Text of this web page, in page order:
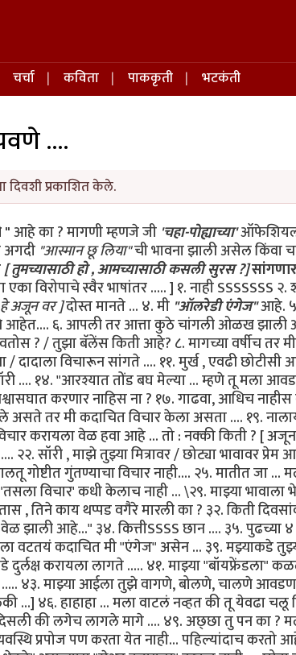
चर्चा कविता पाककृती
भटकंती
....
दिवशी प्रकाशित केले.
"आहे का ? मागणी म्हणजे जी 'चहा-पोह्याच्या'ऑफेशियल
अगदी "आस्मान छू लिया"ची भावना झाली असेल किंवा
[ तुमच्यासाठी हो , आमच्यासाठी कसली सुरस ?]
विरोपाचे स्वैर भाषांतर ..... ] १. नाही SSSSSSS
अजून वर ]दोस्त मानते ... ४. मी "ऑलरेडी एंगेज"आहे.
आहेत.... ६. आपली तर आत्ता कुठे चांगली ओळख
? / तुझा बॅलेंस किती आहे? ८. मागच्या वर्षीच तर मी
/ दादाला विचारून सांगते .... ११. मुर्ख , एवढी
.... १४. "आरश्यात तोंड बघ मेल्या ... म्हणे तू मला
करणार नाहिस ना ? १७. गाढवा, आधिच
तर मी कदाचित विचार केला असता .... १९.
करायला वेळ हवा आहे ... तो : नक्की किती ? [
सॉरी , माझे तुझ्या मित्रावर / छोट्या भावावर प्रेम
गोष्टीत गुंतण्याचा विचार नाही.... २५. मातीत जा ...
विचार' कधी केलाच नाही ... \२९. माझ्या
, तिने काय थप्पड वगैरे मारली का ? ३२. किती
झाली आहे..." ३४. कित्तीSSSS छान .... ३५. पुढच्या
वटतयं कदाचित मी "एंगेज" असेन ... ३९. मझ्याकडे
दुर्लक्ष करायला लागते ..... ४१. माझ्या
४३. माझ्या आईला तुझे वागणे, बोलणे, चालणे
...] ४६. हाहाहा ... मला वाटलं नव्हत की तू येवढा
की लगेच लागले मागे .... ४९. अछ्छा तु पन का ?
प्रपोज पण करता येत नाही... पहिल्यांदाच